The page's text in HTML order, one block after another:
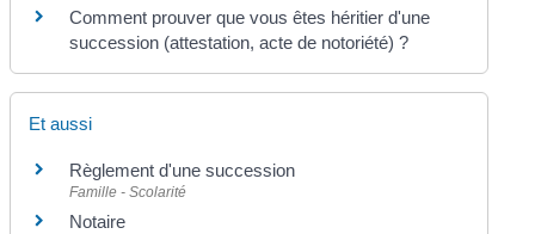
Comment prouver que vous êtes héritier d'une
succession (attestation, acte de notoriété) ?
Et aussi
Règlement d'une succession
Famille - Scolarité
Notaire